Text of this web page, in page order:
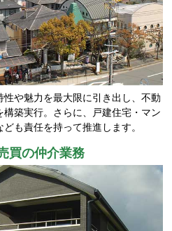
や魅力を最大限に引き出し、不動
築実行。さらに、戸建住宅・マン
も責任を持って推進します。
買の仲介業務